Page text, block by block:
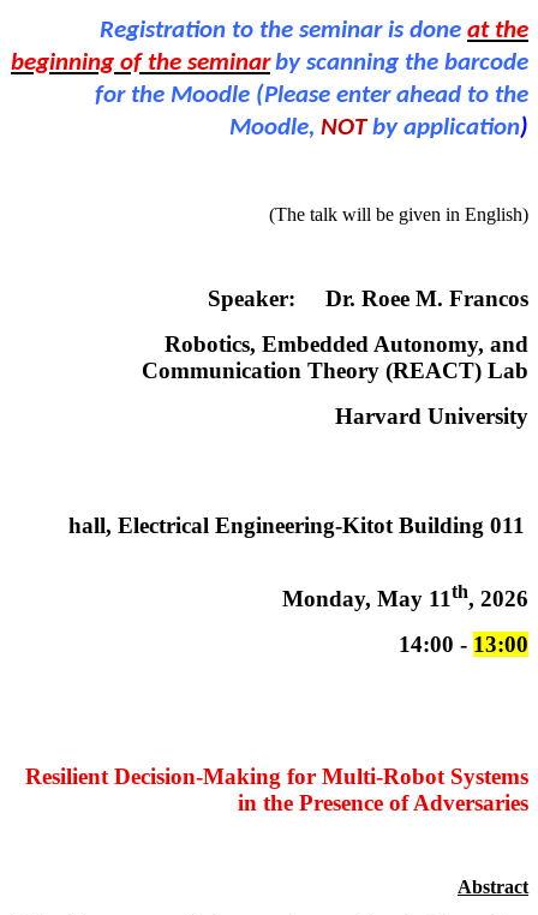
Registration to the seminar is done at the
beginning of the seminarby scanning the barcode
for the Moodle (Please enter ahead to the
Moodle, NOTby application)
(The talk will be given in English)
Speaker: Dr. Roee M. Francos
Robotics, Embedded Autonomy, and
Communication Theory (REACT) Lab
Harvard University
011 hall, Electrical Engineering-Kitot Building‏
Monday, May 11th, 2026
13:00
- 14:00
Resilient Decision-Making for Multi-Robot Systems
in the Presence of Adversaries
Abstract